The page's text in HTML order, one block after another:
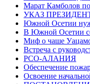
Марат Камболов
УКАЗ
Южной Осетии
В Южной Осетии
Миф о чаше
Встреча с
РСО-АЛАНИЯ
Обеспечение
Освоение